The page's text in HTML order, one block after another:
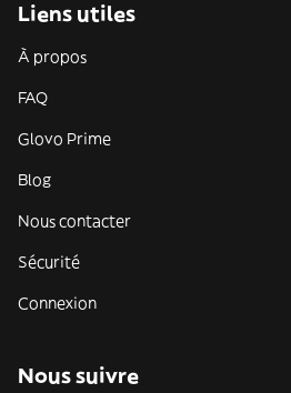
Liens utiles
À propos
FAQ
Glovo Prime
Blog
Nous contacter
Sécurité
Connexion
Nous suivre